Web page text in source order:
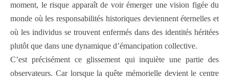
moment, le risque apparaît de voir émerger une vision figée du
monde où les responsabilités historiques deviennent éternelles et
où les individus se trouvent enfermés dans des identités héritées
plutôt que dans une dynamique d’émancipation collective.
C’est précisément ce glissement qui inquiète une partie des
observateurs. Car lorsque la quête mémorielle devient le centre